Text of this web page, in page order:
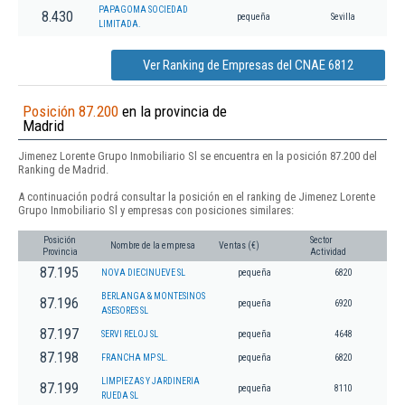
8.430
PAPAGOMA SOCIEDAD
LIMITADA.
pequeña Sevilla
Ver Ranking de Empresas del CNAE 6812
Posición 87.200 en la provincia de
Madrid
Jimenez Lorente Grupo Inmobiliario Sl se encuentra en la posición 87.200 del
Ranking de Madrid.
A continuación podrá consultar la posición en el ranking de Jimenez Lorente
Grupo Inmobiliario Sl y empresas con posiciones similares:
Posición
Provincia
Nombre de la empresa Ventas (€)
Sector
Actividad
87.195 NOVA DIECINUEVE SL pequeña 6820
87.196
BERLANGA & MONTESINOS
ASESORES SL
pequeña 6920
87.197 SERVI RELOJ SL pequeña 4648
87.198 FRANCHA MP SL. pequeña 6820
87.199
LIMPIEZAS Y JARDINERIA
RUEDA SL
pequeña 8110